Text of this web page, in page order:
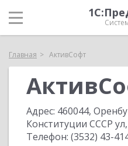
Главная АктивСофт
Адрес: 460044,
Конституции СССР
Телефон: (3532) 43-